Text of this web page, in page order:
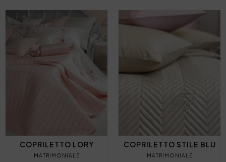
COPRILETTO LORY
MATRIMONIALE
COPRILETTO STILE BLU
MATRIMONIALE